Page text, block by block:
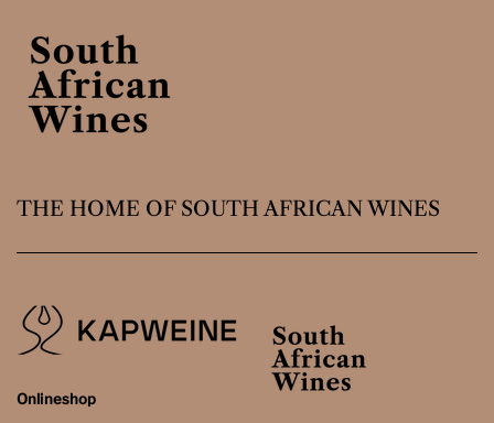
THE HOME OF SOUTH AFRICAN WINES
Onlineshop